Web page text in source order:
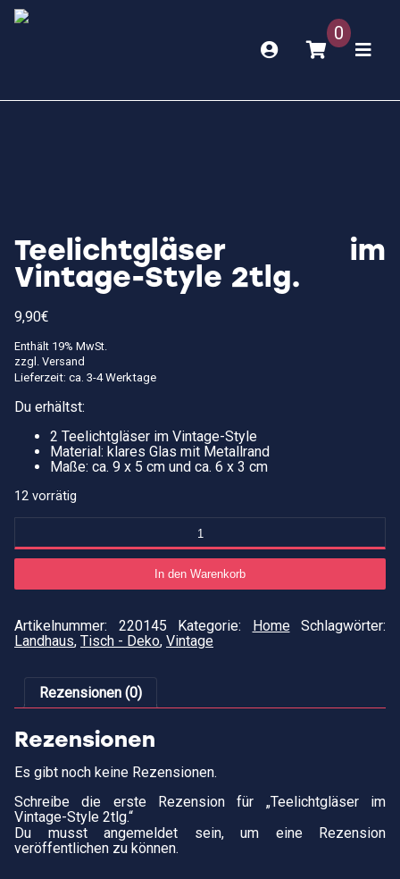
0
Teelichtgläser im
Vintage-Style 2tlg.
9,90€
Enthält 19% MwSt.
zzgl. Versand
Lieferzeit: ca. 3-4 Werktage
Du erhältst:
2 Teelichtgläser im Vintage-Style
Material: klares Glas mit Metallrand
Maße: ca. 9 x 5 cm und ca. 6 x 3 cm
12 vorrätig
Vintage-
2tlg.
In den Warenkorb
Artikelnummer: 220145 Kategorie: Home
Schlagwörter:
Landhaus, Tisch - Deko, Vintage
Rezensionen (0)
Rezensionen
Es gibt noch keine Rezensionen.
Schreibe die erste Rezension für „Teelichtgläser im
Vintage-Style 2tlg.“
Du musst angemeldet sein, um eine Rezension
veröffentlichen zu können.